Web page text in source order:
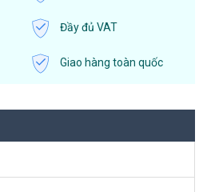
Đầy đủ VAT
Giao hàng toàn quốc